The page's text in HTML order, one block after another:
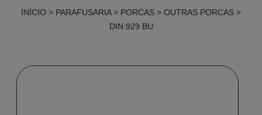
INÍCIO > PARAFUSARIA> PORCAS > OUTRAS PORCAS >
DIN 929 BU